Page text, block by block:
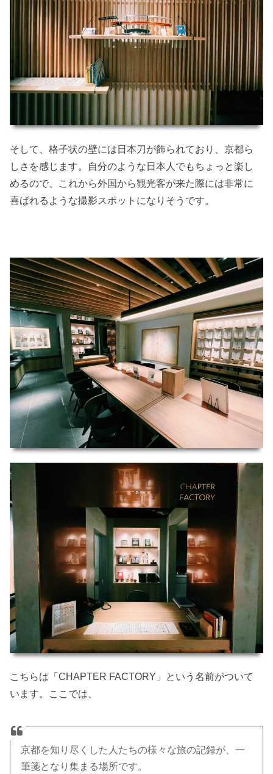
そして、格子状の壁には日本刀が飾られており、京都ら
しさを感じます。自分のような日本人でもちょっと楽し
めるので、これから外国から観光客が来た際には非常に
喜ばれるような撮影スポットになりそうです。
こちらは「CHAPTER FACTORY」という名前がついて
います。ここでは、
京都を知り尽くした人たちの様々な旅の記録が、一
筆箋となり集まる場所です。